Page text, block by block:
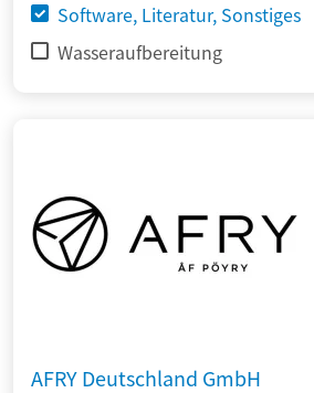
Software, Literatur, Sonstiges
Wasseraufbereitung
AFRY Deutschland GmbH